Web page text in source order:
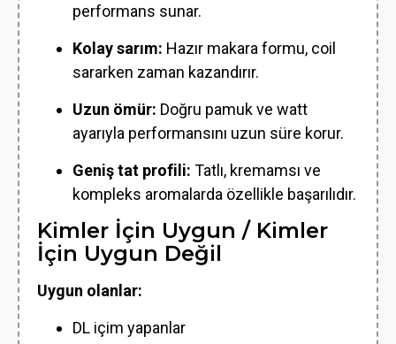
performans sunar.
Kolay sarım: Hazır makara formu, coil
sararken zaman kazandırır.
Uzun ömür: Doğru pamuk ve watt
ayarıyla performansını uzun süre korur.
Geniş tat profili: Tatlı, kremamsı ve
kompleks aromalarda özellikle başarılıdır.
Kimler İçin Uygun / Kimler
İçin Uygun Değil
Uygun olanlar:
DL içim yapanlar